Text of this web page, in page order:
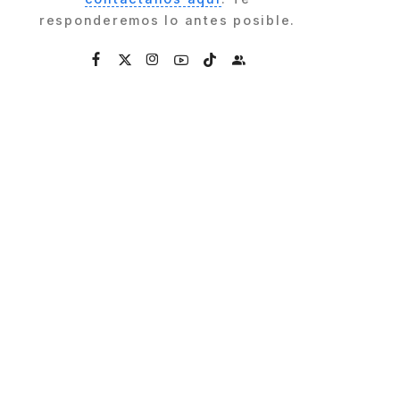
responderemos lo antes posible.